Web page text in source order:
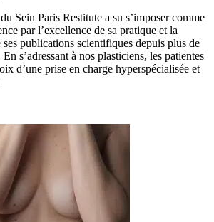
Sein Paris Restitute a su s’imposer comme
par l’excellence de sa pratique et la
ses publications scientifiques depuis plus de
s’adressant à nos plasticiens, les patientes
d’une prise en charge hyperspécialisée et